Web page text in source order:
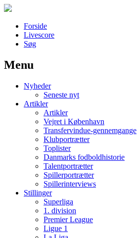
Forside
Livescore
Søg
Наши партнеры
лучшие займы
Menu
Nyheder
Seneste nyt
Artikler
Artikler
Vejret i København
Transfervindue-gennemgange
Klubportrætter
Toplister
Danmarks fodboldhistorie
Talentportrætter
Spillerportrætter
Spillerinterviews
Stillinger
Superliga
1. division
Premier League
Ligue 1